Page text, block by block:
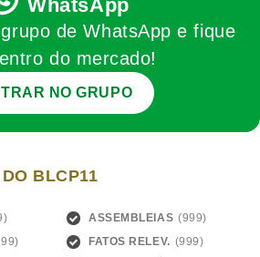
WhatsApp
de WhatsApp e fique
do mercado!
NO GRUPO
DO BLCP11
ASSEMBLEIAS
FATOS RELEV.